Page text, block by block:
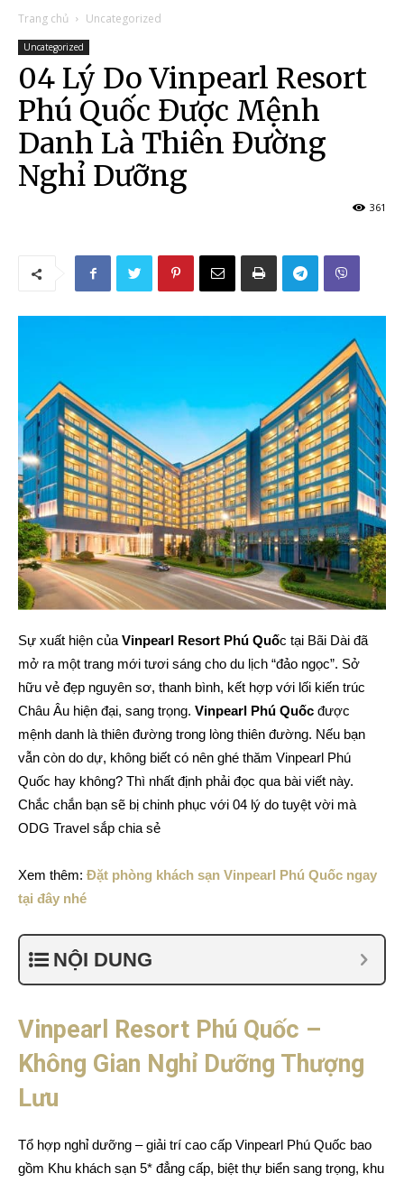
Trang chủ Uncategorized
Uncategorized
04 Lý Do Vinpearl Resort
Phú Quốc Được Mệnh
Danh Là Thiên Đường
Nghỉ Dưỡng
361
Sự xuất hiện của Vinpearl Resort Phú Quốc tại Bãi Dài đã
mở ra một trang mới tươi sáng cho du lịch “đảo ngọc”. Sở
hữu vẻ đẹp nguyên sơ, thanh bình, kết hợp với lối kiến trúc
Châu Âu hiện đại, sang trọng. Vinpearl Phú Quốc được
mệnh danh là thiên đường trong lòng thiên đường. Nếu bạn
vẫn còn do dự, không biết có nên ghé thăm Vinpearl Phú
Quốc hay không? Thì nhất định phải đọc qua bài viết này.
Chắc chắn bạn sẽ bị chinh phục với 04 lý do tuyệt vời mà
ODG Travel sắp chia sẻ
Xem thêm: Đặt phòng khách sạn Vinpearl Phú Quốc ngay
tại đây nhé
NỘI DUNG
Vinpearl Resort Phú Quốc –
Không Gian Nghỉ Dưỡng Thượng
Lưu
Tổ hợp nghỉ dưỡng – giải trí cao cấp Vinpearl Phú Quốc bao
gồm Khu khách sạn 5* đẳng cấp, biệt thự biển sang trọng, khu